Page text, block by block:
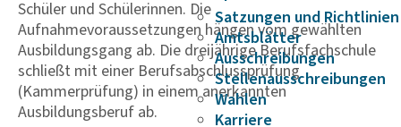
Satzungen und Richtlinien
Amtsblätter
Ausschreibungen
Stellenausschreibungen
Wahlen
Karriere
Schüler und Schülerinnen. Die
Aufnahmevoraussetzungen hängen vom gewählten
Ausbildungsgang ab. Die dreijährige Berufsfachschule
schließt mit einer Berufsabschlussprüfung
(Kammerprüfung) in einem anerkannten
Ausbildungsberuf ab.